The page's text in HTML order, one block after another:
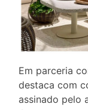
Em parceria
destaca com
assinado pelo